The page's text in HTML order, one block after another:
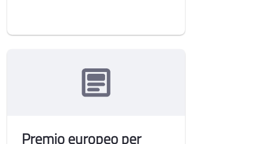
Premio europeo per